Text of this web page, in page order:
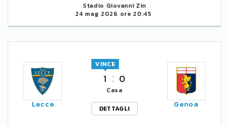
Stadio Giovanni Zin
24 mag 2026 ore 20:45
Lecce
1
VINCE
0
Casa
DETTAGLI
Genoa